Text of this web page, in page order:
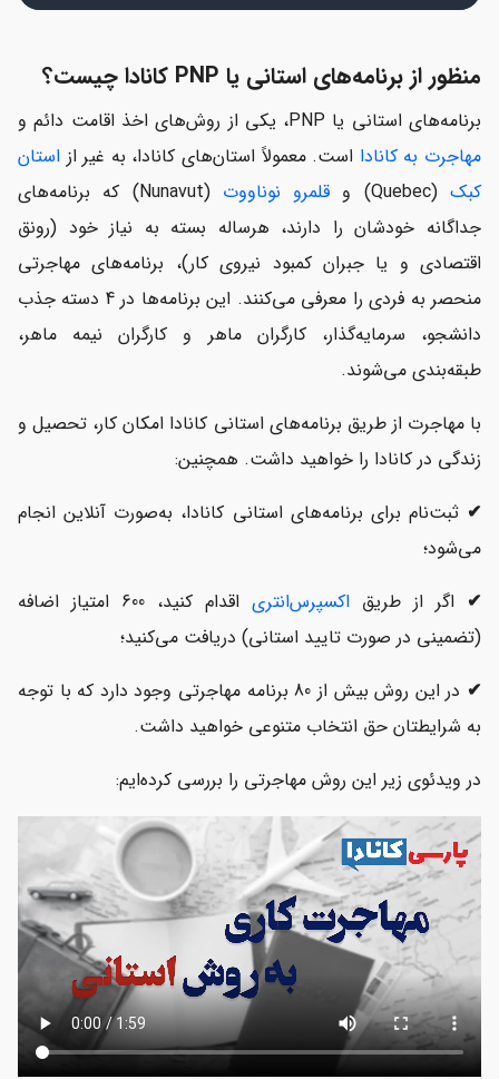
منظور از برنامه‌های استانی یا PNP کانادا چیست؟
برنامه‌های استانی یا PNP، یکی از روش‌های اخذ اقامت دائم و
مهاجرت به کانادا است. معمولاً استان‌های کانادا، به غیر از استان
کبک(Quebec) و قلمرو نوناووت
(Nunavut) که برنامه‌های
جداگانه خودشان را دارند، هرساله بسته به نیاز خود (رونق
اقتصادی و یا جبران کمبود نیروی کار)، برنامه‌های مهاجرتی
منحصر به فردی را معرفی می‌کنند. این برنامه‌ها در 4 دسته جذب
دانشجو، سرمایه‌گذار، کارگران ماهر و کارگران نیمه ماهر،
طبقه‌بندی می‌شوند.
با مهاجرت از طریق برنامه‌های استانی کانادا امکان کار، تحصیل و
زندگی در کانادا را خواهید داشت. همچنین:
✔ثبت‌نام برای برنامه‌های استانی کانادا، به‌صورت آنلاین انجام
می‌شود؛
✔ اگر از طریق اکسپرس‌انتری
اقدام کنید، 600 امتیاز اضافه
(تضمینی در صورت تایید استانی) دریافت می‌کنید؛
✔
در این روش بیش از 80 برنامه مهاجرتی وجود دارد که با توجه
به شرایطتان حق انتخاب متنوعی خواهید داشت.
در ویدئوی زیر این روش مهاجرتی را بررسی کرده‌ایم: